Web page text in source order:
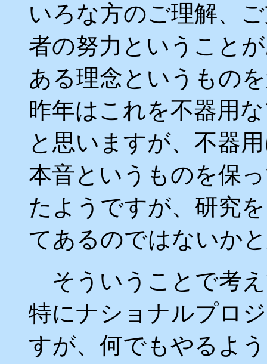
いろな方のご理解、
者の努力ということ
ある理念というもの
昨年はこれを不器用
と思いますが、不器
本音というものを保
たようですが、研究
てあるのではないか
そういうことで考
特にナショナルプロ
すが、何でもやるよ